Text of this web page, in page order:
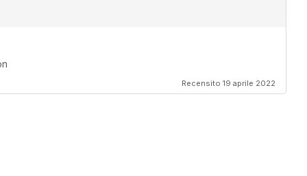
Recensito 19 aprile 2022